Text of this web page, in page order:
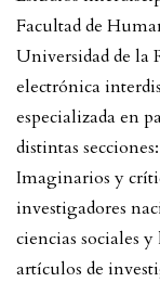
Facultad de
Universidad de la
electrónica
especializada en
distintas
Imaginarios y
investigadores
ciencias sociales
artículos de